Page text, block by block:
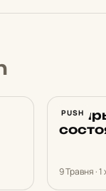
PUSH
В
9 Травня · 1